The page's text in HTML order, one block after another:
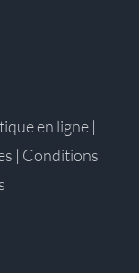
en ligne |
| Conditions